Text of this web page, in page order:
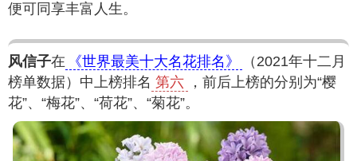
便可同享丰富人生。
风信子在 《世界最美十大名花排名》
（2021年十二月
榜单数据）中上榜排名 第六
，前后上榜的分别为“樱
花”、“梅花”、“荷花”、“菊花”。